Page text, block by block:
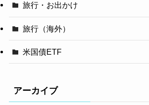
旅行・お出かけ
旅行（海外）
米国債ETF
アーカイブ